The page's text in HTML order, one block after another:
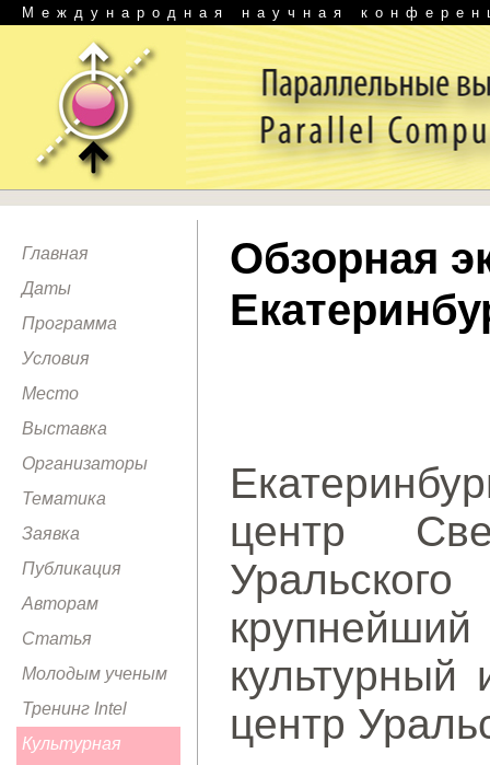
Международная научная
Главная
Даты
Программа
Условия
Место
Выставка
Организаторы
Тематика
Заявка
Публикация
Авторам
Статья
Молодым ученым
Тренинг Intel
Культурная
Обзорная
центр
культурный
центр